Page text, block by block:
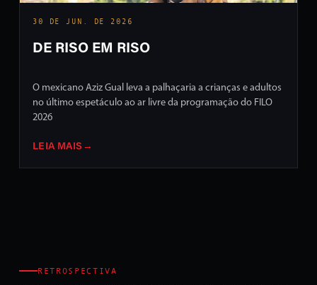
30 DE JUN. DE 2026
DE RISO EM RISO
O mexicano Aziz Gual leva a palhaçaria a crianças e adultos
no último espetáculo ao ar livre da programação do FILO
2026
LEIA MAIS →
RETROSPECTIVA